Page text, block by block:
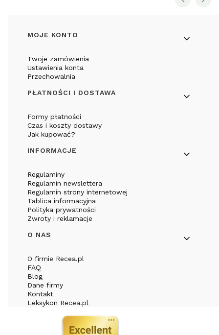
Linki w stopce
MOJE KONTO
Twoje zamówienia
Ustawienia konta
Przechowalnia
PŁATNOŚCI I DOSTAWA
Formy płatności
Czas i koszty dostawy
Jak kupować?
INFORMACJE
Regulaminy
Regulamin newslettera
Regulamin strony internetowej
Tablica informacyjna
Polityka prywatności
Zwroty i reklamacje
O NAS
O firmie Recea.pl
FAQ
Blog
Dane firmy
Kontakt
Leksykon Recea.pl